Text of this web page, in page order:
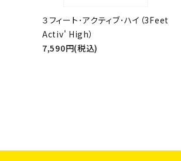
３フィート･アクティブ･ハイ（3Feet
Activ' High）
7,590円(税込)